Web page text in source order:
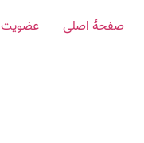
صفحۀ اصلی عضویت